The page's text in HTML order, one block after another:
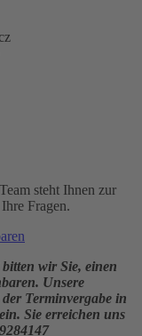
steht Ihnen zur
Fragen.
wir Sie, einen
Unsere
Terminvergabe in
Sie erreichen uns